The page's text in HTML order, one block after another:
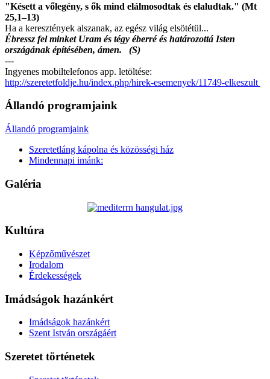
"Késett a vőlegény, s ők mind elálmosodtak és elaludtak." (Mt
25,1–13)
Ha a keresztények alszanak, az egész világ elsötétül...
Ébressz fel minket Uram és tégy éberré és határozottá Isten
országának építésében, ámen. (S)
---
Ingyenes mobiltelefonos app. letöltése:
http://szeretetfoldje.hu/index.php/hirek-esemenyek/11749-elkeszult
Állandó programjaink
Állandó programjaink
Szeretetláng kápolna és közösségi ház
Mindennapi imánk:
Galéria
Kultúra
Képzőművészet
Irodalom
Érdekességek
Imádságok hazánkért
Imádságok hazánkért
Szent István országáért
Szeretet történetek